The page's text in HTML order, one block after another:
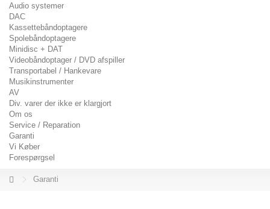
Audio systemer
DAC
Kassettebåndoptagere
Spolebåndoptagere
Minidisc + DAT
Videobåndoptager / DVD afspiller
Transportabel / Hankevare
Musikinstrumenter
AV
Div. varer der ikke er klargjort
Om os
Service / Reparation
Garanti
Vi Køber
Forespørgsel
Garanti